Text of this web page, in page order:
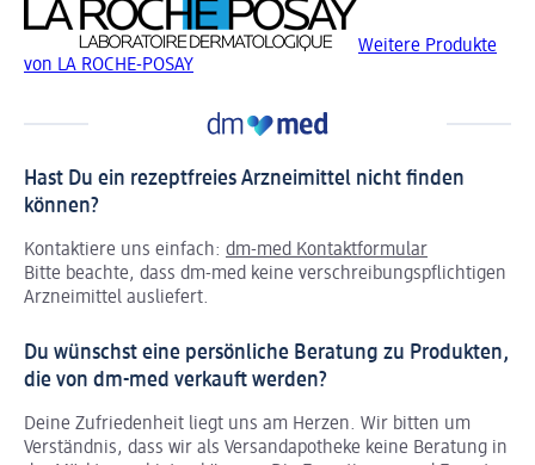
Weitere Produkte
von LA ROCHE-POSAY
Hast Du ein rezeptfreies Arzneimittel nicht finden
können?
Kontaktiere uns einfach: dm-med Kontaktformular
Bitte beachte, dass dm-med keine verschreibungspflichtigen
Arzneimittel ausliefert.
Du wünschst eine persönliche Beratung zu Produkten,
die von dm-med verkauft werden?
Deine Zufriedenheit liegt uns am Herzen. Wir bitten um
Verständnis, dass wir als Versandapotheke keine Beratung in